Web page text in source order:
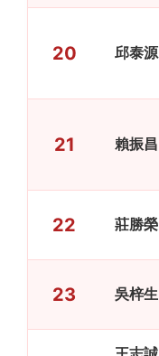
20 邱泰源
21 賴振昌
22 莊勝榮
23 吳梓生